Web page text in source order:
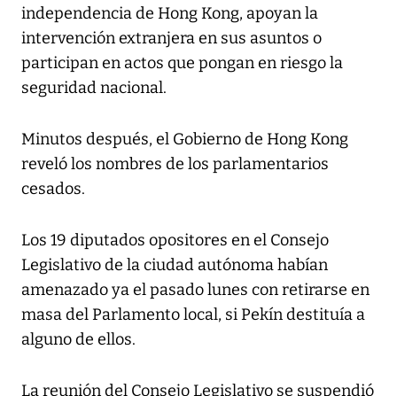
independencia de Hong Kong, apoyan la
intervención extranjera en sus asuntos o
participan en actos que pongan en riesgo la
seguridad nacional.
Minutos después, el Gobierno de Hong Kong
reveló los nombres de los parlamentarios
cesados.
Los 19 diputados opositores en el Consejo
Legislativo de la ciudad autónoma habían
amenazado ya el pasado lunes con retirarse en
masa del Parlamento local, si Pekín destituía a
alguno de ellos.
La reunión del Consejo Legislativo se suspendió